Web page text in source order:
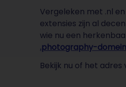
Vergeleken met .nl
extensies zijn al
wie nu een
.photography-domein
Bekijk nu of het adres